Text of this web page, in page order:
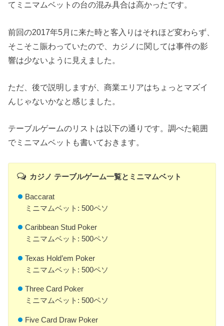
てミニマムベットの台の混み具合は高かったです。
前回の2017年5月に来た時と客入りはそれほど変わらず、
そこそこ賑わっていたので、カジノに関しては事件の影
響は少ないように見えました。
ただ、後で説明しますが、商業エリアはちょっとマズイ
んじゃないかなと感じました。
テーブルゲームのリストは以下の通りです。調べた範囲
でミニマムベットも書いておきます。
カジノ テーブルゲーム一覧とミニマムベット
Baccarat
ミニマムベット: 500ペソ
Caribbean Stud Poker
ミニマムベット: 500ペソ
Texas Hold’em Poker
ミニマムベット: 500ペソ
Three Card Poker
ミニマムベット: 500ペソ
Five Card Draw Poker